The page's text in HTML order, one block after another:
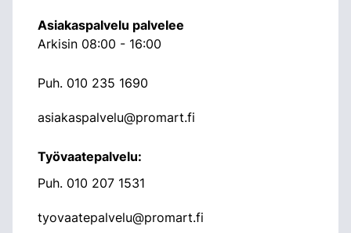
Asiakaspalvelu palvelee
Arkisin 08:00 - 16:00
Puh. 010 235 1690
asiakaspalvelu@promart.fi
Työvaatepalvelu:
Puh. 010 207 1531
tyovaatepalvelu@promart.fi